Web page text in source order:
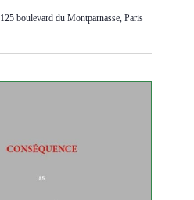
125 boulevard du Montparnasse, Paris